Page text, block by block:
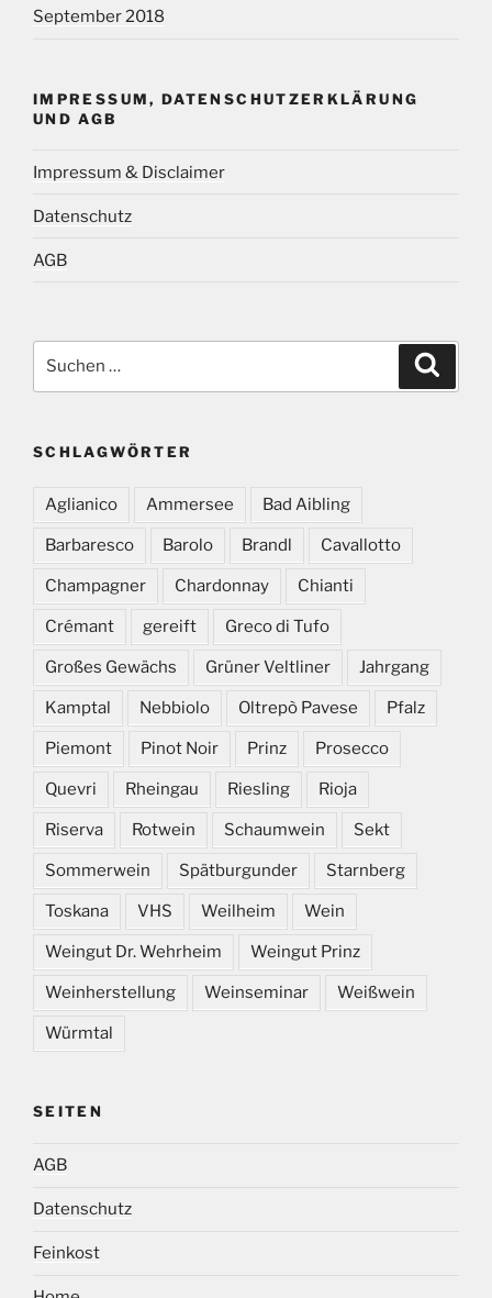
September 2018
IMPRESSUM, DATENSCHUTZERKLÄRUNG
UND AGB
Impressum & Disclaimer
Datenschutz
AGB
nach:
SCHLAGWÖRTER
Aglianico Ammersee Bad Aibling
Barbaresco Barolo Brandl Cavallotto
Champagner Chardonnay Chianti
Crémant gereift Greco di Tufo
Großes Gewächs Grüner Veltliner Jahrgang
Kamptal Nebbiolo Oltrepò Pavese Pfalz
Piemont Pinot Noir Prinz Prosecco
Quevri Rheingau Riesling Rioja
Riserva Rotwein Schaumwein Sekt
Sommerwein Spätburgunder Starnberg
Toskana VHS Weilheim Wein
Weingut Dr. Wehrheim Weingut Prinz
Weinherstellung Weinseminar Weißwein
Würmtal
SEITEN
AGB
Datenschutz
Feinkost